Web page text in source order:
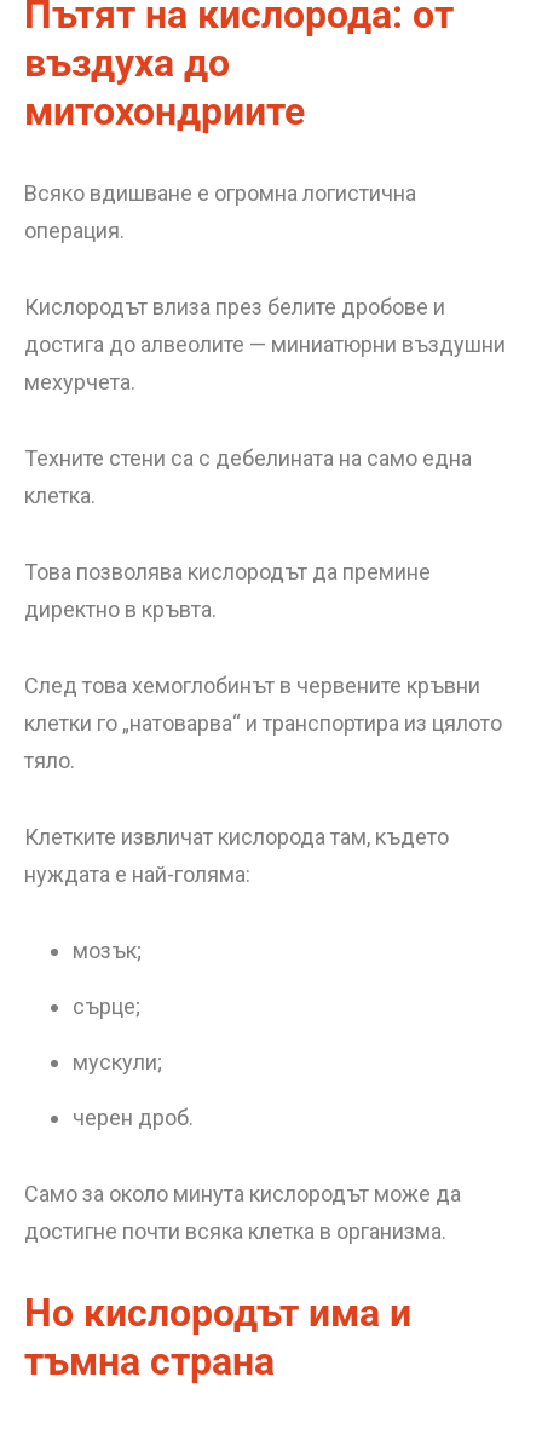
Пътят на кислорода: от
въздуха до
митохондриите
Всяко вдишване е огромна логистична
операция.
Кислородът влиза през белите дробове и
достига до алвеолите — миниатюрни въздушни
мехурчета.
Техните стени са с дебелината на само една
клетка.
Това позволява кислородът да премине
директно в кръвта.
След това хемоглобинът в червените кръвни
клетки го „натоварва“ и транспортира из цялото
тяло.
Клетките извличат кислорода там, където
нуждата е най-голяма:
мозък;
сърце;
мускули;
черен дроб.
Само за около минута кислородът може да
достигне почти всяка клетка в организма.
Но кислородът има и
тъмна страна